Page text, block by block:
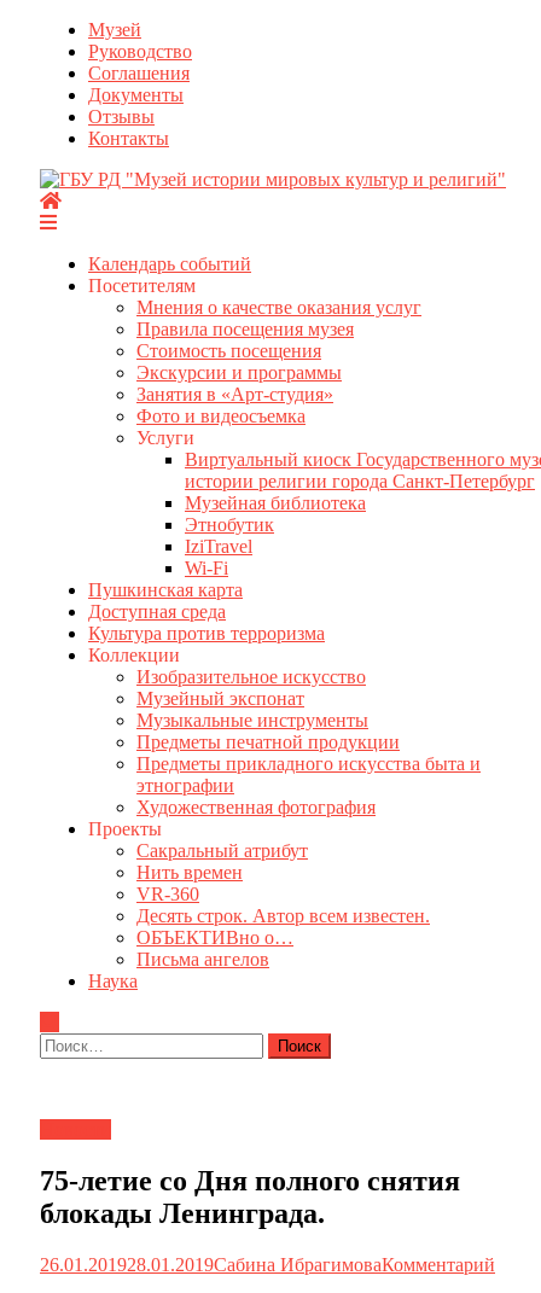
Перейти
содержимому
Музей
Руководство
Соглашения
Документы
Отзывы
Контакты
Календарь событий
Посетителям
Мнения о качестве оказания услуг
Правила посещения музея
Стоимость посещения
Экскурсии и программы
Занятия в «Арт-студия»
Фото и видеосъемка
Услуги
Виртуальный киоск Государственного
истории религии города Санкт-Петербург
Музейная библиотека
Этнобутик
IziTravel
Wi-Fi
Пушкинская карта
Доступная среда
Культура против терроризма
Коллекции
Изобразительное искусство
Музейный экспонат
Музыкальные инструменты
Предметы печатной продукции
Предметы прикладного искусства быта и
этнографии
Художественная фотография
Проекты
Сакральный атрибут
Нить времен
VR-360
Десять строк. Автор всем известен.
ОБЪЕКТИВно о…
Письма ангелов
Наука
Найти:
75-летие со Дня полного снятия
блокады Ленинграда.
26.01.201928.01.2019Сабина ИбрагимоваКомментарий